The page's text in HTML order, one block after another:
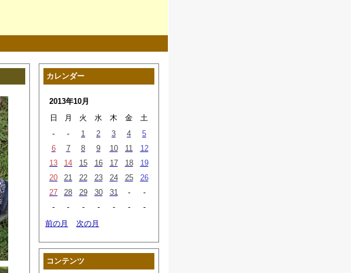
カレンダー
2013年10月
日
月 火 水 木 金
土
-
- 1 2 3 4
5
6
7 8 9 10 11
12
13
14 15 16 17 18
19
20
21 22 23 24 25
26
27
28 29 30 31 -
-
-
- - - - -
-
前の月
次の月
コンテンツ